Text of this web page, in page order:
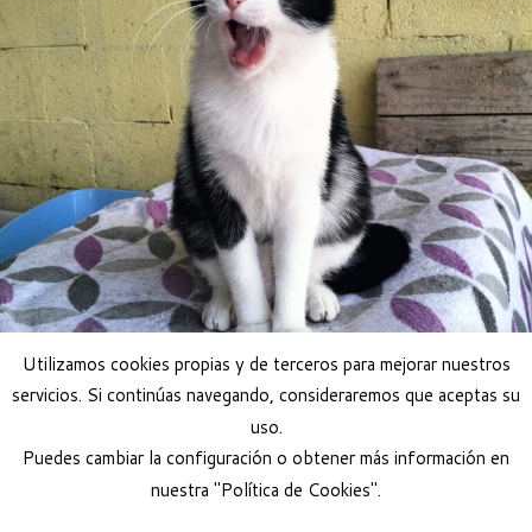
Utilizamos cookies propias y de terceros para mejorar nuestros
servicios. Si continúas navegando, consideraremos que aceptas su
uso.
Puedes cambiar la configuración o obtener más información en
nuestra "Política de Cookies".